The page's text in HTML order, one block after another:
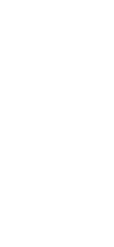
認定NPO法人テ